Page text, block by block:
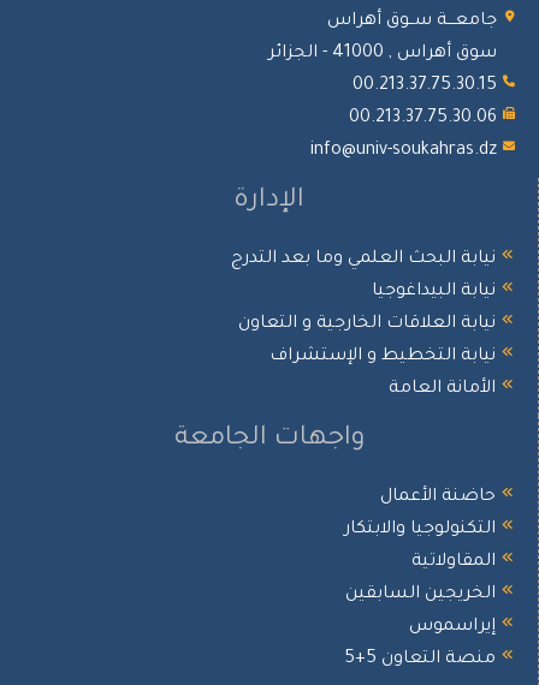
جامعـــة ســوق أهراس
سوق أهراس , 41000 - الجزائر
00.213.37.75.30.15
00.213.37.75.30.06
info@univ-soukahras.dz
الإدارة
نيابة البحث العلمي وما بعد التدرج
نيابة البيداغوجيا
نيابة العلاقات الخارجية و التعاون
نيابة التخطيط و الإستشراف
الأمانة العامة
واجهات الجامعة
حاضنة الأعمال
التكنولوجيا والابتكار
المقاولاتية
الخريجين السابقين
إيراسموس
منصة التعاون 5+5